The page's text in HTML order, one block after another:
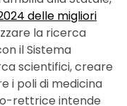
delle migliori
la ricerca
il Sistema
scientifici, creare
i poli di medicina
rettrice intende